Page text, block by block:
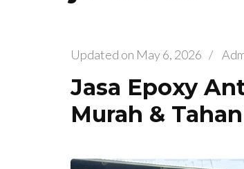
Updated on May 6, 2026 /
Jasa Epoxy
Murah &